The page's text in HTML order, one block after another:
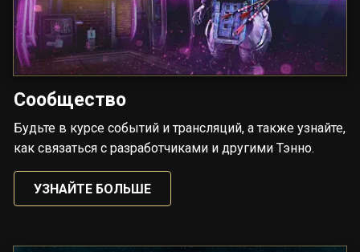
Сообщество
Будьте в курсе событий и трансляций, а также узнайте,
как связаться с разработчиками и другими Тэнно.
УЗНАЙТЕ БОЛЬШЕ